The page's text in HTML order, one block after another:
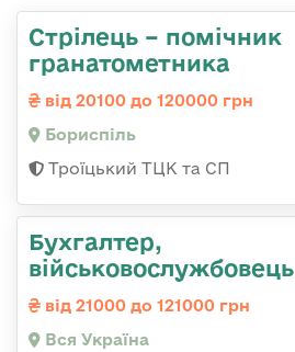
Стрілець – помічник
гранатометника
від 20100 до 120000 грн
Бориспіль
Троїцький ТЦК та СП
Бухгалтер,
військовослужбовець
від 21000 до 121000 грн
Вся Україна